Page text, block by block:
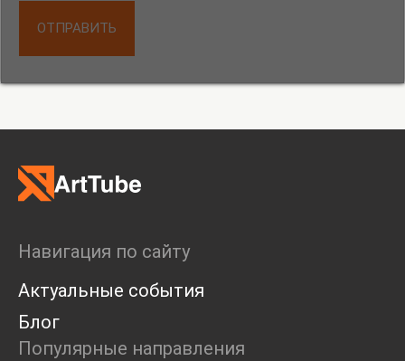
ОТПРАВИТЬ
Навигация по сайту
Актуальные события
Блог
Популярные направления